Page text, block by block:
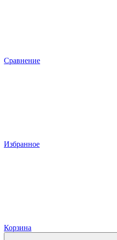
Сравнение
Избранное
Корзина